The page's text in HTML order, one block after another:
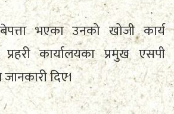
भएका उनको खोजी कार्य
कार्यालयका प्रमुख एसपी
दिए।